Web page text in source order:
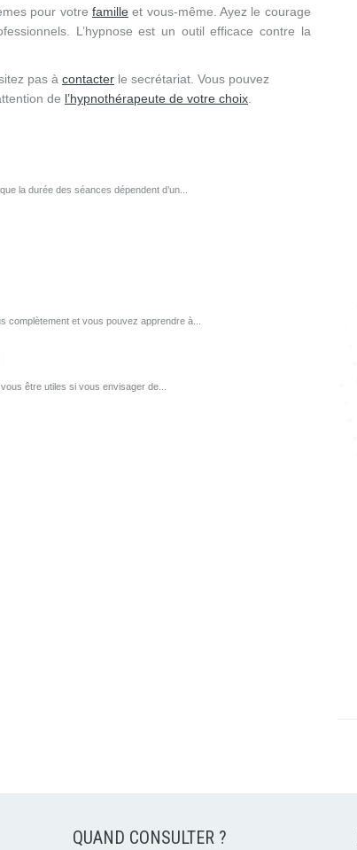
pour votre familleet vous-même. Ayez le courage
L’hypnose est un outil efficace contre la
pas à contacter le secrétariat. Vous pouvez
de l’hypnothérapeute de votre choix
la durée des séances dépendent d’un...
complètement et vous pouvez apprendre à...
être utiles si vous envisager de...
QUAND CONSULTER ?